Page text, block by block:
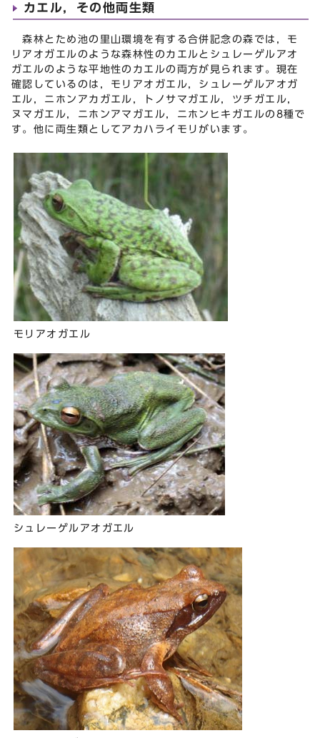
カエル，その他両生類
森林とため池の里山環境を有する合併記念の森では，モ
リアオガエルのような森林性のカエルとシュレーゲルアオ
ガエルのような平地性のカエルの両方が見られます。現在
確認しているのは，モリアオガエル，シュレーゲルアオガ
エル，ニホンアカガエル，トノサマガエル，ツチガエル，
ヌマガエル，ニホンアマガエル，ニホンヒキガエルの8種で
す。他に両生類としてアカハライモリがいます。
モリアオガエル
シュレーゲルアオガエル